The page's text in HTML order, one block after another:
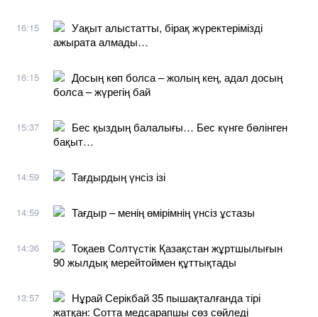
16:15
Уақыт алыстатты, бірақ жүректерімізді
ажырата алмады…
16:15
Досың көп болса – жолың кең, адал досың
болса – жүрегің бай
15:37
Бес қыздың балалығы… Бес күнге бөлінген
бақыт…
14:59 Тағдырдың үнсіз ізі
14:59 Тағдыр – менің өмірімнің үнсіз ұстазы
14:36
Тоқаев Солтүстік Қазақстан жұртшылығын
90 жылдық мерейтоймен құттықтады
13:57
Нұрай Серікбай 35 пышақталғанда тірі
жатқан: Сотта медсарапшы сөз сөйледі